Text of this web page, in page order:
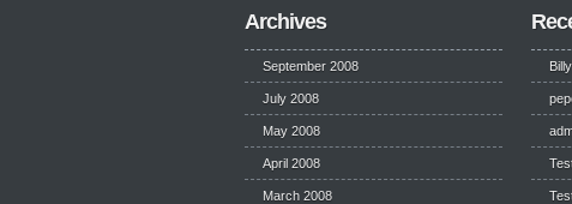
Archives
September 2008
July 2008
May 2008
April 2008
March 2008